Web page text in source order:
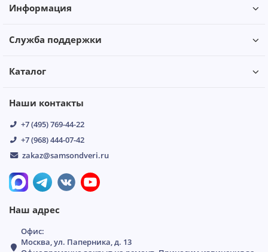
Информация
Служба поддержки
Каталог
Наши контакты
+7 (495) 769-44-22
+7 (968) 444-07-42
zakaz@samsondveri.ru
Наш адрес
Офис:
Москва, ул. Паперника, д. 13